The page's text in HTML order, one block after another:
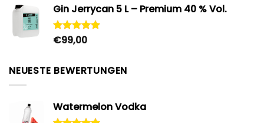
von 5
Gin Jerrycan 5 L – Premium 40 % Vol.
Bewertet
€99,00
NEUESTE BEWERTUNGEN
Watermelon Vodka